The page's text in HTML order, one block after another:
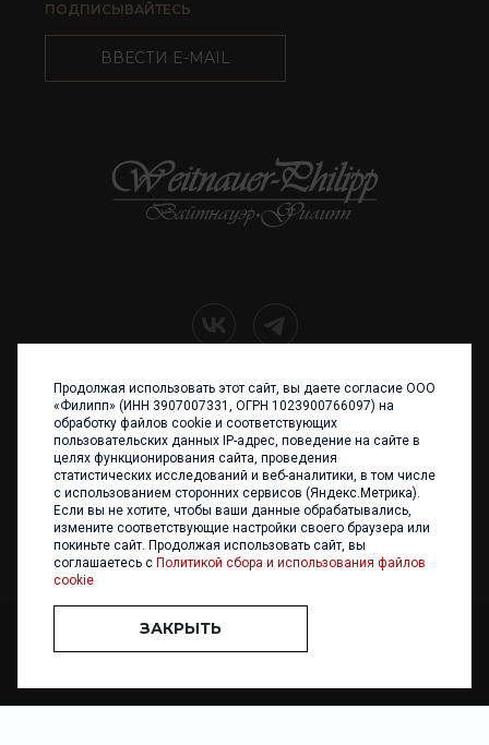
ПОДПИСЫВАЙТЕСЬ
ВВЕСТИ E-MAIL
+7 (4012) 960 898
236017 Калининград,
ул. Каштановая аллея, 47
Телефон: +7 4012 960 898,
+7 4012 960 856
Написать нам
ООО «ФИЛИПП» © 2013 - 2026. Все права защищены
Разработка и
Продолжая использовать этот сайт, вы даете согласие ООО
«Филипп» (ИНН 3907007331, ОГРН 1023900766097) на
обработку файлов cookie и соответствующих
пользовательских данных IP-адрес, поведение на сайте в
целях функционирования сайта, проведения
статистических исследований и веб-аналитики, в том числе
с использованием сторонних сервисов (Яндекс.Метрика).
Если вы не хотите, чтобы ваши данные обрабатывались,
измените соответствующие настройки своего браузера или
покиньте сайт. Продолжая использовать сайт, вы
соглашаетесь с Политикой сбора и использования файлов
cookie
ЗАКРЫТЬ